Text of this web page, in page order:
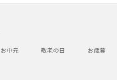
お中元 敬老の日 お歳暮